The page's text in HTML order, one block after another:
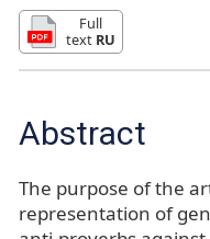
Full
text RU
Abstract
The purpose of the
representation of